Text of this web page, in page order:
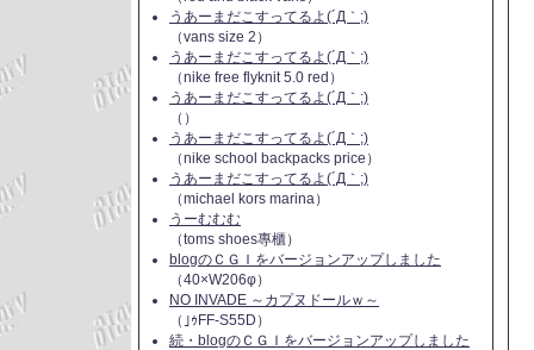
うあーまだこすってるよ(´Д｀;)
（vans size 2）
うあーまだこすってるよ(´Д｀;)
（nike free flyknit 5.0 red）
うあーまだこすってるよ(´Д｀;)
（）
うあーまだこすってるよ(´Д｀;)
（nike school backpacks price）
うあーまだこすってるよ(´Д｀;)
（michael kors marina）
うーむむむ
（toms shoes專櫃）
blogのＣＧＩをバージョンアップしました
（40×W206φ）
NO INVADE ～カプヌドールｗ～
（｣ｩFF-S55D）
続・blogのＣＧＩをバージョンアップしました